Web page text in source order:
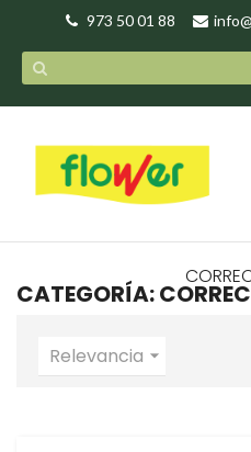
973 50 01 88
CATEGORÍA:
Relevancia 